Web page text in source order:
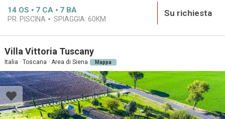
14 OS 7 CA 7 BA
PR. PISCINA SPIAGGIA: 60KM
Su richiesta
Villa Vittoria Tuscany
Italia · Toscana · Area di Siena Mappa